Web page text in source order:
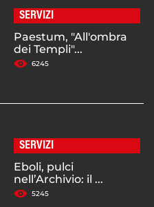
SERVIZI
Paestum, "All'ombra
dei Templi"...
6245
SERVIZI
Eboli, pulci
nell’Archivio: il ...
5245